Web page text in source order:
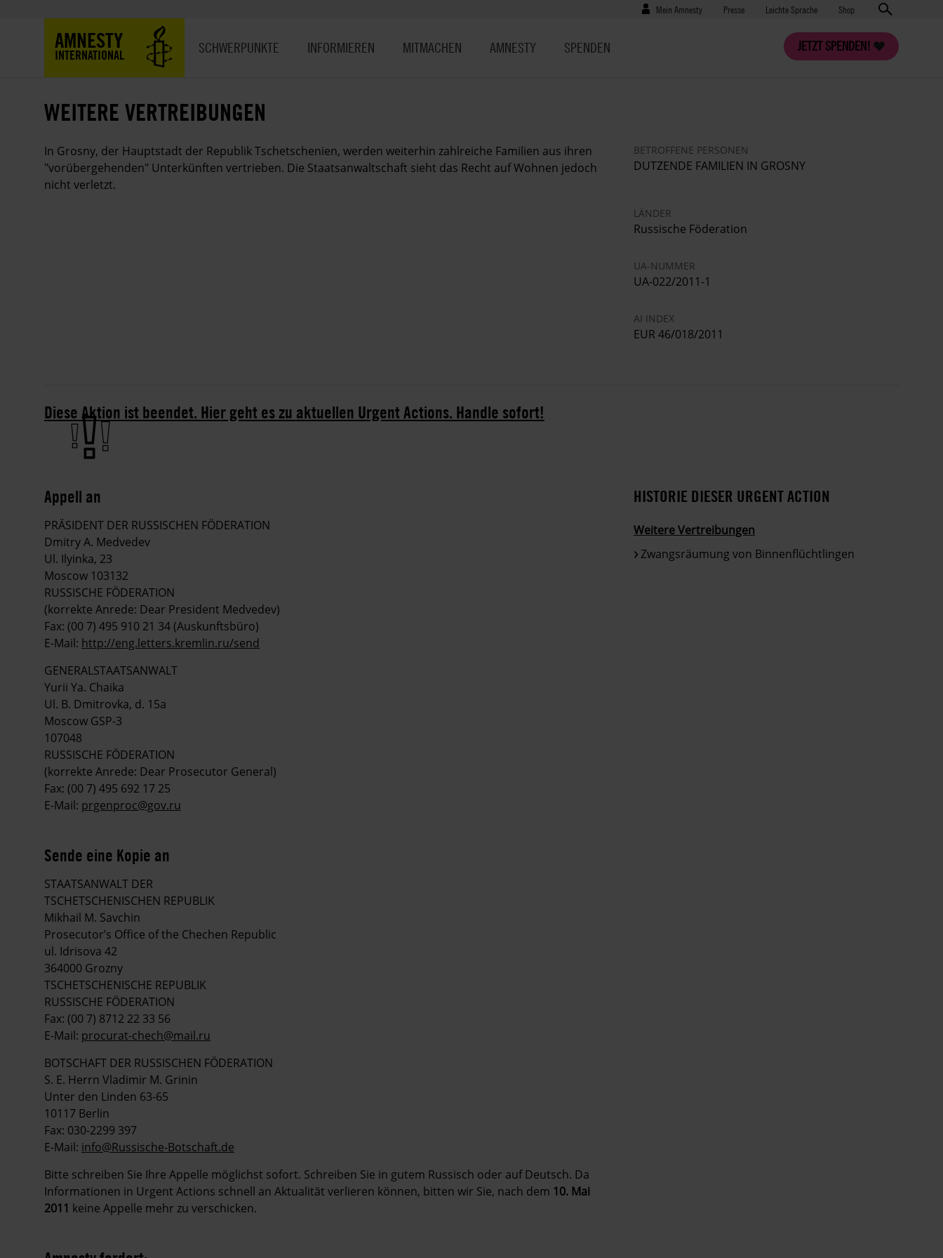
Benutzermenü
Mein Amnesty Presse
Presse Leichte Sprache Shop
AMNESTY
INTERNATIONAL
JETZT SPENDEN!
SCHWERPUNKTE INFORMIEREN MITMACHEN AMNESTY SPENDEN
WEITERE VERTREIBUNGEN
In Grosny, der Hauptstadt der Republik Tschetschenien, werden weiterhin zahlreiche Familien aus ihren
"vorübergehenden" Unterkünften vertrieben. Die Staatsanwaltschaft sieht das Recht auf Wohnen jedoch
nicht verletzt.
BETROFFENE PERSONEN
DUTZENDE FAMILIEN IN GROSNY
LÄNDER
Russische Föderation
UA-NUMMER
UA-022/2011-1
AI INDEX
EUR 46/018/2011
Diese Aktion ist beendet. Hier geht es zu aktuellen Urgent Actions. Handle sofort!
Appell an
PRÄSIDENT DER RUSSISCHEN FÖDERATION
Dmitry A. Medvedev
Ul. Ilyinka, 23
Moscow 103132
RUSSISCHE FÖDERATION
(korrekte Anrede: Dear President Medvedev)
Fax: (00 7) 495 910 21 34 (Auskunftsbüro)
E-Mail: http://eng.letters.kremlin.ru/send
GENERALSTAATSANWALT
Yurii Ya. Chaika
Ul. B. Dmitrovka, d. 15a
Moscow GSP-3
107048
RUSSISCHE FÖDERATION
(korrekte Anrede: Dear Prosecutor General)
Fax: (00 7) 495 692 17 25
E-Mail: prgenproc@gov.ru
Sende eine Kopie an
STAATSANWALT DER
TSCHETSCHENISCHEN REPUBLIK
Mikhail M. Savchin
Prosecutor’s Office of the Chechen Republic
ul. Idrisova 42
364000 Grozny
TSCHETSCHENISCHE REPUBLIK
RUSSISCHE FÖDERATION
Fax: (00 7) 8712 22 33 56
E-Mail: procurat-chech@mail.ru
BOTSCHAFT DER RUSSISCHEN FÖDERATION
S. E. Herrn Vladimir M. Grinin
Unter den Linden 63-65
10117 Berlin
Fax: 030-2299 397
E-Mail: info@Russische-Botschaft.de
Bitte schreiben Sie Ihre Appelle möglichst sofort. Schreiben Sie in gutem Russisch oder auf Deutsch. Da
Informationen in Urgent Actions schnell an Aktualität verlieren können, bitten wir Sie, nach dem 10. Mai
2011 keine Appelle mehr zu verschicken.
HISTORIE DIESER URGENT ACTION
Weitere Vertreibungen
Zwangsräumung von Binnenflüchtlingen